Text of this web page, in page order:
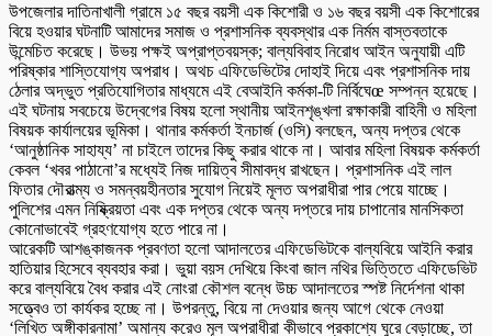
উপজেলার দাতিনাখালী গ্রামে ১৫ বছর বয়সী এক কিশোরী ও ১৬ বছর বয়সী এক কিশোরের
বিয়ে হওয়ার ঘটনাটি আমাদের সমাজ ও প্রশাসনিক ব্যবস্থার এক নির্মম বাস্তবতাকে
উন্মেচিত করেছে। উভয় পক্ষই অপ্রাপ্তবয়স্ক; বাল্যবিবাহ নিরোধ আইন অনুযায়ী এটি
পরিষ্কার শাস্তিযোগ্য অপরাধ। অথচ এফিডেভিটের দোহাই দিয়ে এবং প্রশাসনিক দায়
ঠেলার অদ্ভুত প্রতিযোগিতার মাধ্যমে এই বেআইনি কর্মকা-টি নির্বিঘেœ সম্পন্ন হয়েছে।
এই ঘটনায় সবচেয়ে উদ্বেগের বিষয় হলো স্থানীয় আইনশৃঙ্খলা রক্ষাকারী বাহিনী ও মহিলা
বিষয়ক কার্যালয়ের ভূমিকা। থানার কর্মকর্তা ইনচার্জ (ওসি) বলছেন, অন্য দপ্তর থেকে
‘আনুষ্ঠানিক সাহায্য’ না চাইলে তাদের কিছু করার থাকে না। আবার মহিলা বিষয়ক কর্মকর্তা
কেবল ‘খবর পাঠানো’র মধ্যেই নিজ দায়িত্ব সীমাবদ্ধ রাখছেন। প্রশাসনিক এই লাল
ফিতার দৌরাত্ম্য ও সমন্বয়হীনতার সুযোগ নিয়েই মূলত অপরাধীরা পার পেয়ে যাচ্ছে।
পুলিশের এমন নিষ্ক্রিয়তা এবং এক দপ্তর থেকে অন্য দপ্তরে দায় চাপানোর মানসিকতা
কোনোভাবেই গ্রহণযোগ্য হতে পারে না।
আরেকটি আশঙ্কাজনক প্রবণতা হলো আদালতের এফিডেভিটকে বাল্যবিয়ে আইনি করার
হাতিয়ার হিসেবে ব্যবহার করা। ভুয়া বয়স দেখিয়ে কিংবা জাল নথির ভিত্তিতে এফিডেভিট
করে বাল্যবিয়ে বৈধ করার এই নোংরা কৌশল বন্ধে উচ্চ আদালতের স্পষ্ট নির্দেশনা থাকা
সত্ত্বেও তা কার্যকর হচ্ছে না। উপরন্তু, বিয়ে না দেওয়ার জন্য আগে থেকে নেওয়া
‘লিখিত অঙ্গীকারনামা’ অমান্য করেও মূল অপরাধীরা কীভাবে প্রকাশ্যে ঘুরে বেড়াচ্ছে, তা